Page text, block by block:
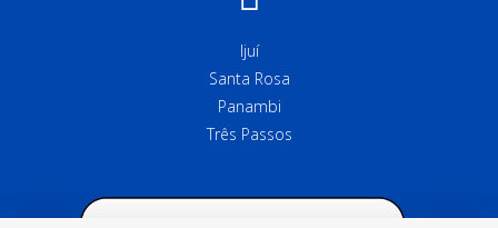
Ijuí
Santa Rosa
Panambi
Três Passos